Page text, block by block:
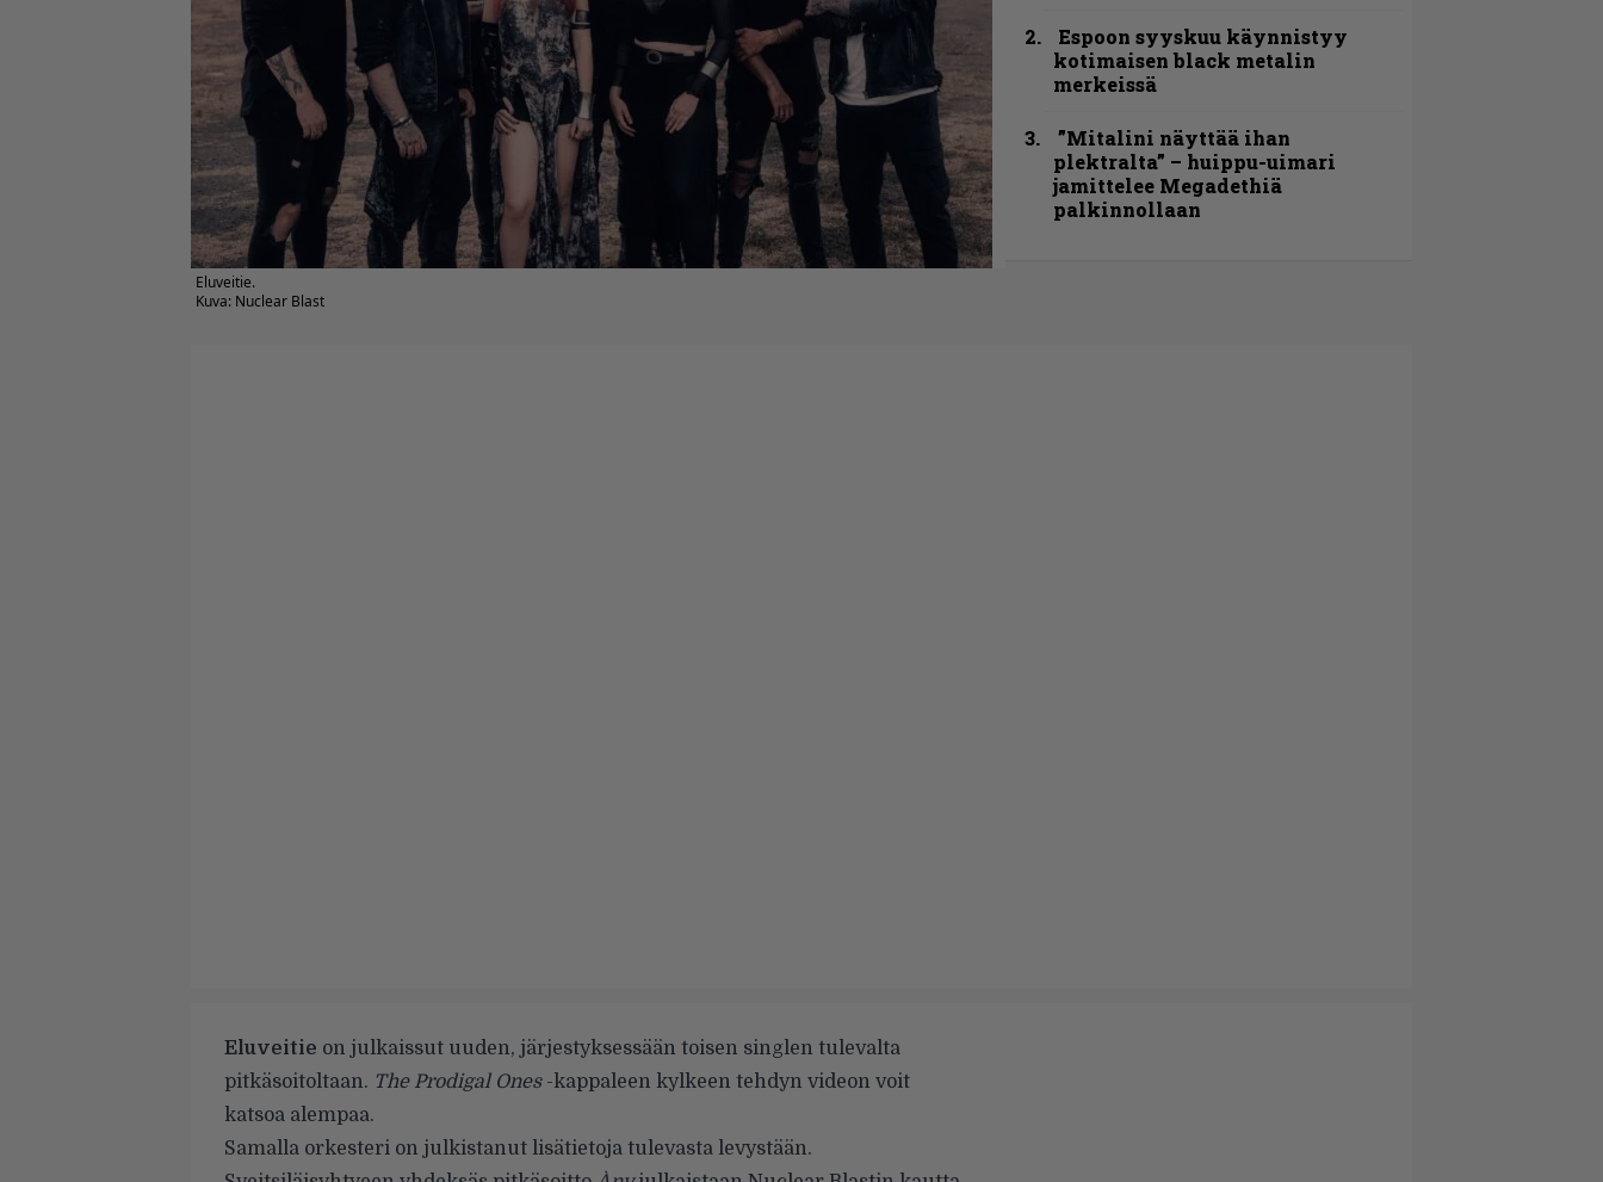
Eluveitie.
Kuva: Nuclear Blast
Espoon syyskuu käynnistyy
kotimaisen black metalin
merkeissä
”Mitalini näyttää ihan
plektralta” – huippu-uimari
jamittelee Megadethiä
palkinnollaan
Eluveitie on julkaissut uuden, järjestyksessään toisen singlen tulevalta
pitkäsoitoltaan. The Prodigal Ones-kappaleen kylkeen tehdyn videon voit
katsoa alempaa.
Samalla orkesteri on julkistanut lisätietoja tulevasta levystään.